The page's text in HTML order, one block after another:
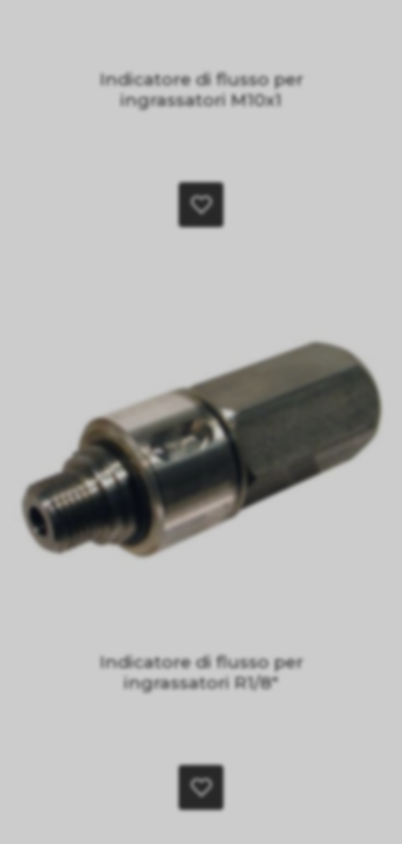
Indicatore di flusso per
ingrassatori M10x1
Indicatore di flusso per
ingrassatori R1/8"